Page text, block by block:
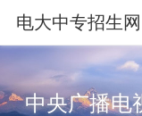
电大中专招生网
中央广播电